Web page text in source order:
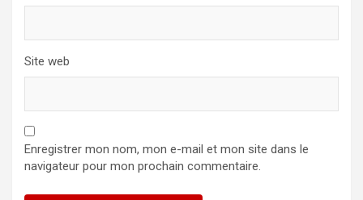
Site web
Enregistrer mon nom, mon e-mail et mon site dans le
navigateur pour mon prochain commentaire.